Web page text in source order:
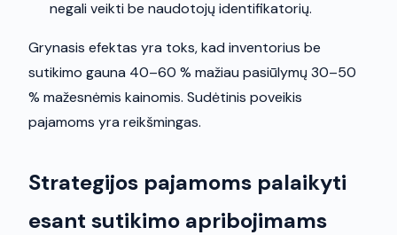
negali veikti be naudotojų identifikatorių.
Grynasis efektas yra toks, kad inventorius be
sutikimo gauna 40–60 % mažiau pasiūlymų 30–50
% mažesnėmis kainomis. Sudėtinis poveikis
pajamoms yra reikšmingas.
Strategijos pajamoms palaikyti
esant sutikimo apribojimams